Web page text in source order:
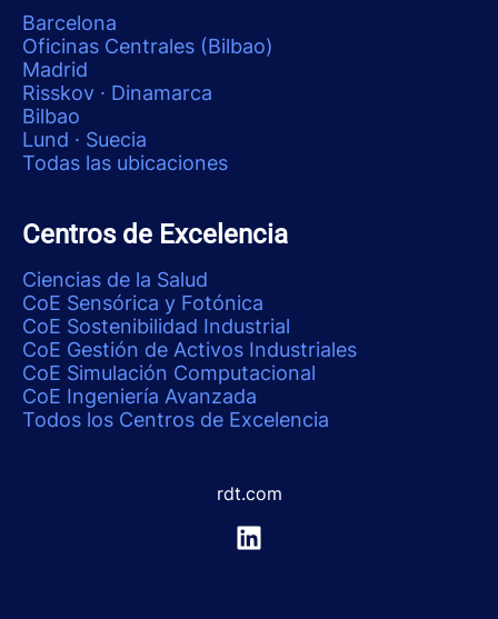
Barcelona
Oficinas Centrales (Bilbao)
Madrid
Risskov · Dinamarca
Bilbao
Lund · Suecia
Todas las ubicaciones
Centros de Excelencia
Ciencias de la Salud
CoE Sensórica y Fotónica
CoE Sostenibilidad Industrial
CoE Gestión de Activos Industriales
CoE Simulación Computacional
CoE Ingeniería Avanzada
Todos los Centros de Excelencia
rdt.com